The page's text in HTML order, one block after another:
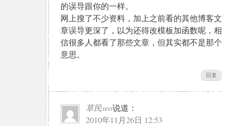
的误导跟你的一样。
网上搜了不少资料，加上之前看的其他博客文
章误导更深了，以为还得改模板加函数呢，相
信很多人都看了那些文章，但其实都不是那个
意思。
回复
草民seo说道：
2010年11月26日 12:53